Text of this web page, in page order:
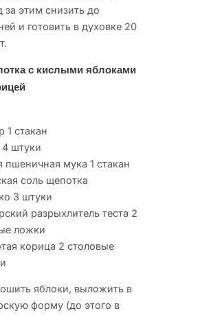
за этим снизить до
и готовить в духовке 20
с кислыми яблоками
1 стакан
штуки
пшеничная мука 1 стакан
соль щепотка
3 штуки
разрыхлитель теста 2
ложки
корица 2 столовые
яблоки, выложить в
форму (до этого в